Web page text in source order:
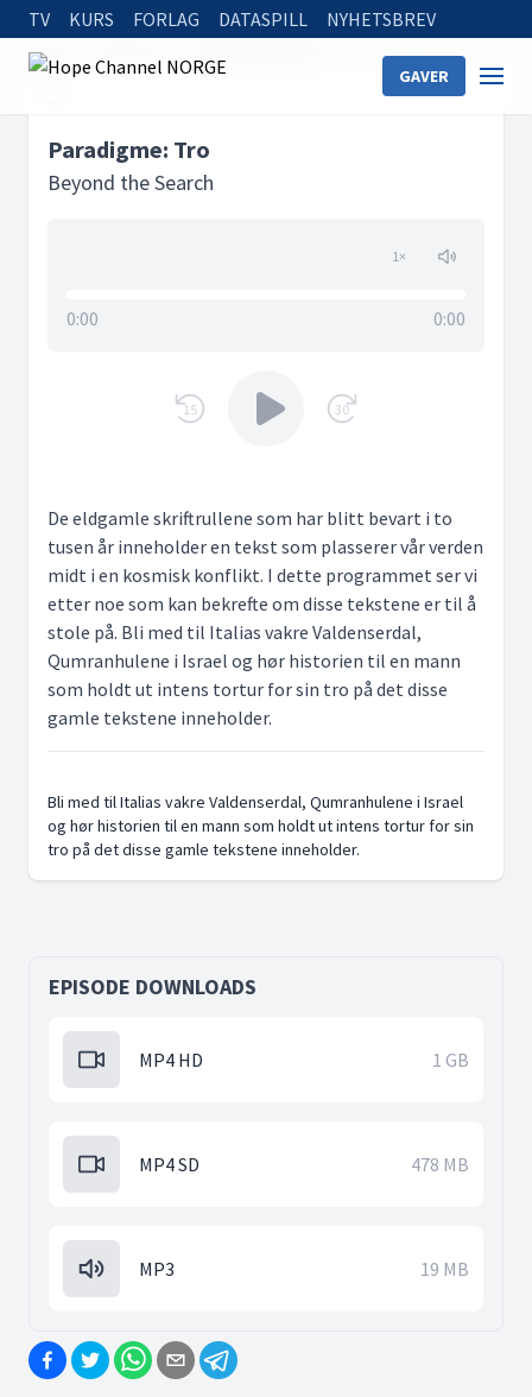
TV KURS FORLAG DATASPILL NYHETSBREV
GAVER
Home Paradigme: Tro
Paradigme: Tro
Beyond the Search
1×
0:00 0:00
15 30
De eldgamle skriftrullene som har blitt bevart i to
tusen år inneholder en tekst som plasserer vår verden
midt i en kosmisk konflikt. I dette programmet ser vi
etter noe som kan bekrefte om disse tekstene er til å
stole på. Bli med til Italias vakre Valdenserdal,
Qumranhulene i Israel og hør historien til en mann
som holdt ut intens tortur for sin tro på det disse
gamle tekstene inneholder.
Bli med til Italias vakre Valdenserdal, Qumranhulene i Israel
og hør historien til en mann som holdt ut intens tortur for sin
tro på det disse gamle tekstene inneholder.
EPISODE DOWNLOADS
MP4 HD 1 GB
MP4 SD 478 MB
MP3 19 MB